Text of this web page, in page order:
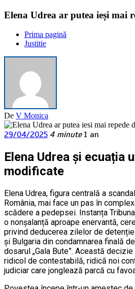
Elena Udrea ar putea ieși mai
Prima pagină
Justitie
De V Monica
29/04/2025 4 minute 1 an
Elena Udrea și ecuația
modificate
Elena Udrea, figura centrală a
România, mai face un pas în
scădere a pedepsei. Instanța
o nonșalanță aproape enervantă,
privind deducerea zilelor de
și Bulgaria din condamnarea finală
dosarul „Gala Bute”. Această
ridicol de contestabilă, ridică noi
judiciar care jonglează parcă cu